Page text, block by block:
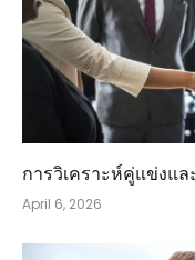
การวิเคราะห์คู่แข่งแ
April 6, 2026